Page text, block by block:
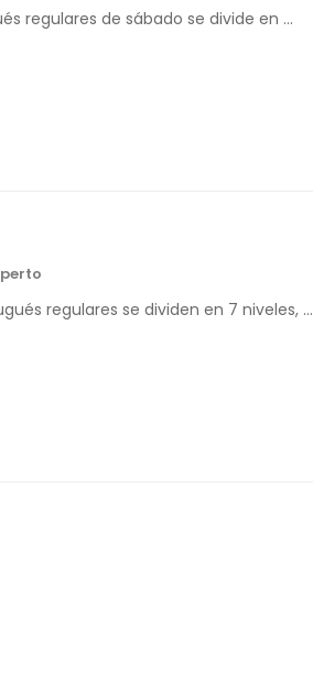
regulares de sábado se divide en …
regulares se dividen en 7 niveles, …